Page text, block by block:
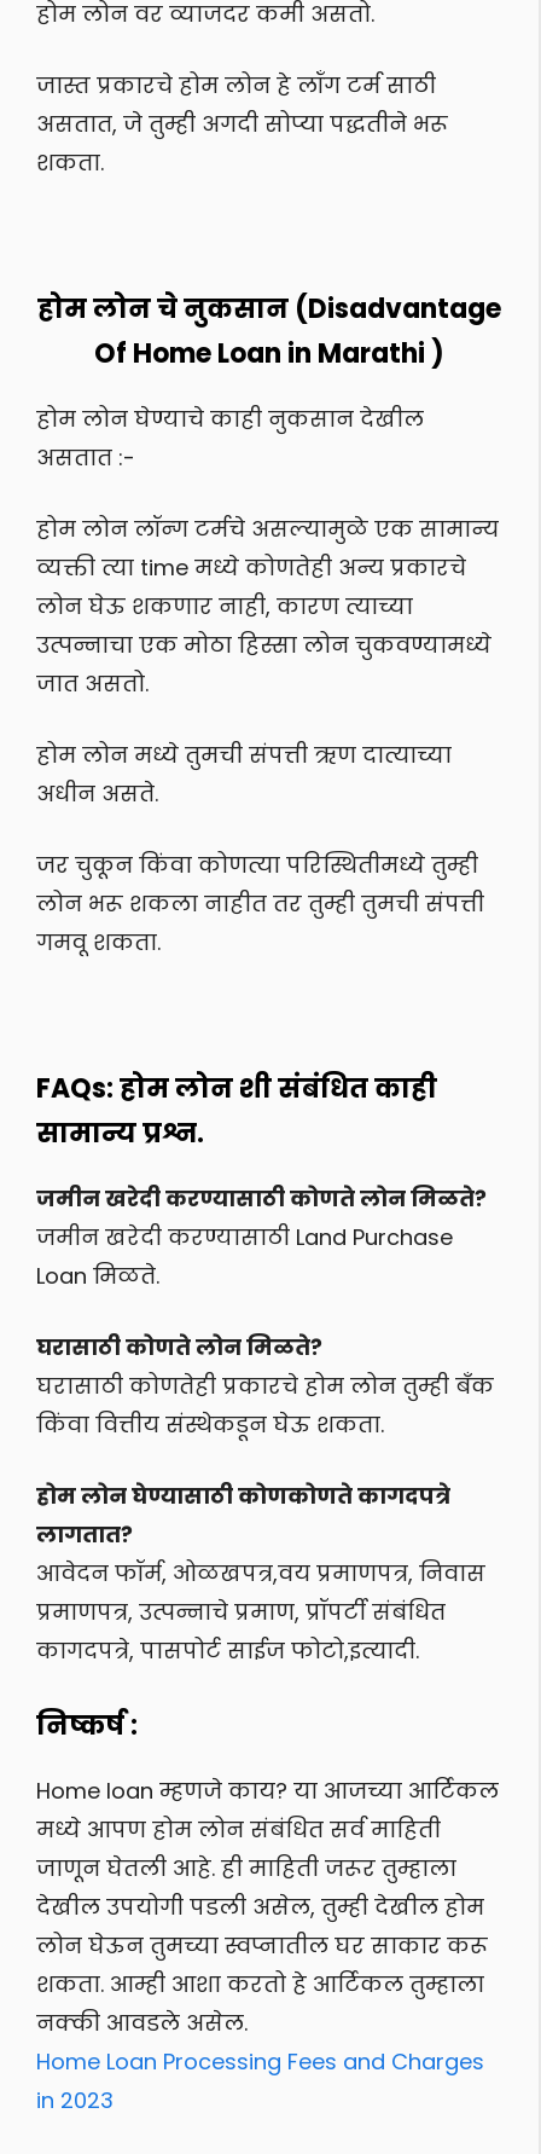
होम लोन वर व्याजदर कमी असतो.
जास्त प्रकारचे होम लोन हे लॉंग टर्म साठी
असतात, जे तुम्ही अगदी सोप्या पद्धतीने भरू
शकता.
होम लोन चे नुकसान (Disadvantage
Of Home Loan in Marathi )
होम लोन घेण्याचे काही नुकसान देखील
असतात :-
होम लोन लॉन्ग टर्मचे असल्यामुळे एक सामान्य
व्यक्ती त्या time मध्ये कोणतेही अन्य प्रकारचे
लोन घेऊ शकणार नाही, कारण त्याच्या
उत्पन्नाचा एक मोठा हिस्सा लोन चुकवण्यामध्ये
जात असतो.
होम लोन मध्ये तुमची संपत्ती ऋण दात्याच्या
अधीन असते.
जर चुकून किंवा कोणत्या परिस्थितीमध्ये तुम्ही
लोन भरू शकला नाहीत तर तुम्ही तुमची संपत्ती
गमवू शकता.
FAQs: होम लोन शी संबंधित काही
सामान्य प्रश्न.
जमीन खरेदी करण्यासाठी कोणते लोन मिळते?
जमीन खरेदी करण्यासाठी Land Purchase
Loan मिळते.
घरासाठी कोणते लोन मिळते?
घरासाठी कोणतेही प्रकारचे होम लोन तुम्ही बँक
किंवा वित्तीय संस्थेकडून घेऊ शकता.
होम लोन घेण्यासाठी कोणकोणते कागदपत्रे
लागतात?
आवेदन फॉर्म, ओळखपत्र,वय प्रमाणपत्र, निवास
प्रमाणपत्र, उत्पन्नाचे प्रमाण, प्रॉपर्टी संबंधित
कागदपत्रे, पासपोर्ट साईज फोटो,इत्यादी.
निष्कर्ष :
Home loan म्हणजे काय? या आजच्या आर्टिकल
मध्ये आपण होम लोन संबंधित सर्व माहिती
जाणून घेतली आहे. ही माहिती जरूर तुम्हाला
देखील उपयोगी पडली असेल, तुम्ही देखील होम
लोन घेऊन तुमच्या स्वप्नातील घर साकार करू
शकता. आम्ही आशा करतो हे आर्टिकल तुम्हाला
नक्की आवडले असेल.
Home Loan Processing Fees and Charges
in 2023